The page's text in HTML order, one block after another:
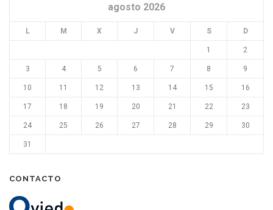
agosto 2026
L M X J V S D
1 2
3 4 5 6 7 8 9
10 11 12 13 14 15 16
17 18 19 20 21 22 23
24 25 26 27 28 29 30
31
CONTACTO